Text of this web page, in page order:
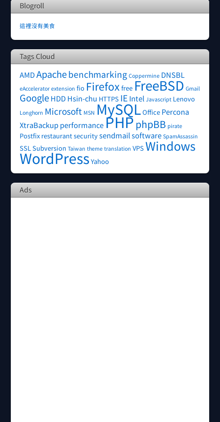
Blogroll
這裡沒有美食
Tags Cloud
AMDApachebenchmarking Coppermine DNSBL
eAccelerator extension fio Firefox free FreeBSD Gmail
GoogleHDDHsin-chu HTTPS IEIntel Javascript Lenovo
Longhorn Microsoft MSN MySQLOffice Percona
XtraBackupperformancePHP phpBB pirate
Postfix restaurantsecuritysendmail software SpamAssassin
SSLSubversion Taiwan theme translation VPS Windows
WordPressYahoo
Ads